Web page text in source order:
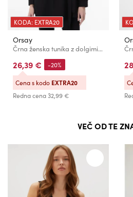
KODA: EXTRA20
Orsay
Črna ženska tunika z dolgimi rokavi ORSAY
26,39 €
Redna cena32,99 €
-20%
Cena s kodo EXTRA20
VEČ OD TE